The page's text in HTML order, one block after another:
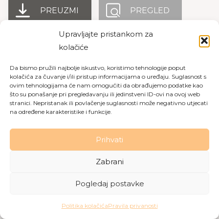
Upravljajte pristankom za
kolačiće
Da bismo pružili najbolje iskustvo, koristimo tehnologije poput
kolačića za čuvanje i/ili pristup informacijama o uređaju. Suglasnost s
ovim tehnologijama će nam omogućiti da obrađujemo podatke kao
što su ponašanje pri pregledavanju ili jedinstveni ID-ovi na ovoj web
stranici. Nepristanak ili povlačenje suglasnosti može negativno utjecati
na određene karakteristike i funkcije.
Prihvati
Zabrani
Pogledaj postavke
Politika kolačićaPravila privanosti
PREUZMI PREGLED
privatnosti |Politika kolačića
Made with love byGobo Digital